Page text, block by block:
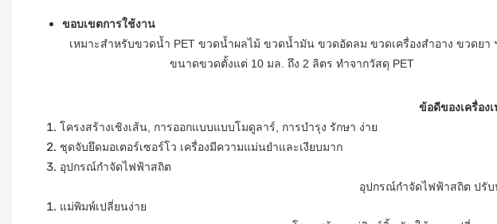
ขอบเขตการใช้งาน
เหมาะสำหรับขวดน้ำ PET ขวดน้ำผลไม้ ขวดน้ำมัน ขวดอัดลม ขวดเครื่องสำอาง ขวดยา
ขนาดขวดตั้งแต่ 10 มล. ถึง 2 ลิตร ทำจากวัสดุ PET
ข้อดีของเครื่อง
โครงสร้างเชิงเส้น, การออกแบบแบบโมดูลาร์, การบำรุง รักษา ง่าย
ชุดจับยึดมอเตอร์เซอร์โว เครื่องมีความแม่นยำและเงียบมาก
อุปกรณ์กำจัดไฟฟ้าสถิต
อุปกรณ์กำจัดไฟฟ้าสถิต ปรับ
แม่พิมพ์เปลี่ยนง่าย